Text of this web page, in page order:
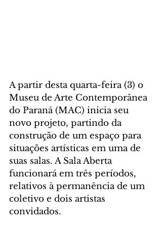
A partir desta quarta-feira (3) o
Museu de Arte Contemporânea
do Paraná (MAC) inicia seu
novo projeto, partindo da
construção de um espaço para
situações artísticas em uma de
suas salas. A Sala Aberta
funcionará em três períodos,
relativos à permanência de um
coletivo e dois artistas
convidados.